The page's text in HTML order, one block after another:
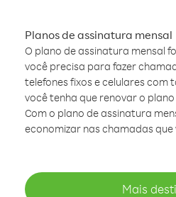
Planos de assinatura mensal
O plano de assinatura mensal
você precisa para fazer
telefones fixos e celulares com
você tenha que renovar o
Com o plano de assinatura
economizar nas chamadas que
Mais